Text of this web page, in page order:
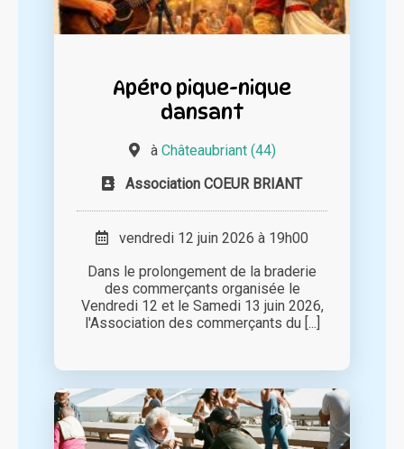
Apéro pique-nique
dansant
à Châteaubriant (44)
Association COEUR BRIANT
vendredi 12 juin 2026 à 19h00
Dans le prolongement de la braderie
des commerçants organisée le
Vendredi 12 et le Samedi 13 juin 2026,
l'Association des commerçants du [...]